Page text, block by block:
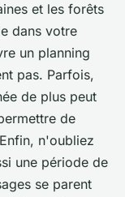
et les forêts
dans votre
un planning
pas. Parfois,
de plus peut
de
n'oubliez
une période de
se parent